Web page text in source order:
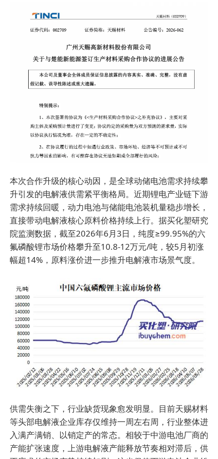
本次合作升级的核心动因，是全球动储电池需求持续攀
升引发的电解液供需紧平衡格局。近期锂电产业链下游
需求持续回暖，动力电池与储能电池装机量稳步增长，
直接带动电解液核心原料价格持续上行。据买化塑研究
院监测数据，截至2026年6月3日，纯度≥99.95%的六
氟磷酸锂市场价格攀升至10.8-12万元/吨，较5月初涨
幅超14%，原料涨价进一步推升电解液市场景气度。
供需失衡之下，行业缺货现象愈发明显。目前天赐材料
等头部电解液企业库存仅维持一周左右周，行业整体进
入满产满销、以销定产的常态。相较于中游电池厂商的
产能扩张速度，上游电解液产能释放节奏相对滞后，供